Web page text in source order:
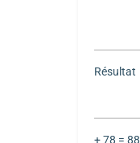
Résultat
+ 78 = 88